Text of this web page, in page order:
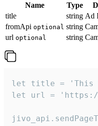
Name Type
title
string Ad
fromApi optional string
url optional string
let title = 'This
let url = 'https://